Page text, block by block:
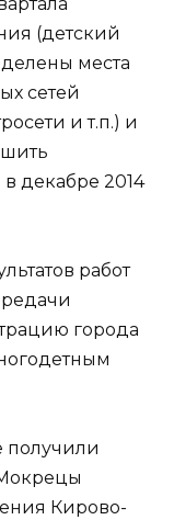
(детский
места
сетей
и т.п.) и
декабре 2014
работ
города
получили
Кирово-